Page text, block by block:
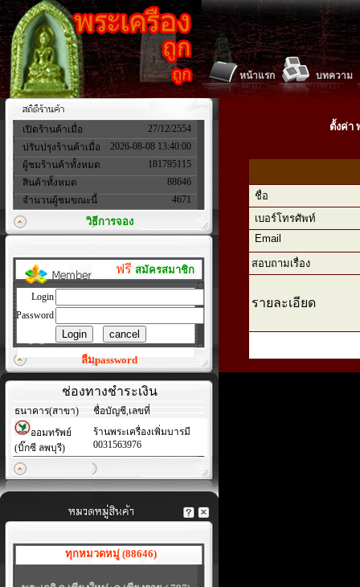
หน้าแรก บทความ
เปิดร้านค้าเมื่อ
27/12/2554
ปรับปรุงร้านค้าเมื่อ
2026-08-08 13:40:00
ผู้ชมร้านค้าทั้งหมด
181795115
สินค้าทั้งหมด
88646
จำนวนผู้ชมขณะนี้
4671
วิธีการจอง
ฟรี สมัครสมาชิก
Login
Password
ลืมpassword
ช่องทางชำระเงิน
ธนาคาร(สาขา)
ชื่อบัญชี,เลขที่
ออมทรัพย์
(บิ๊กซี ลพบุรี)
ร้านพระเครื่องเพิ่มบารมี
0031563976
ทุกหมวดหมู่ (88646)
ตั้งค่า
ชื่อ
เบอร์โทรศัพท์
Email
สอบถามเรื่อง
รายละเอียด